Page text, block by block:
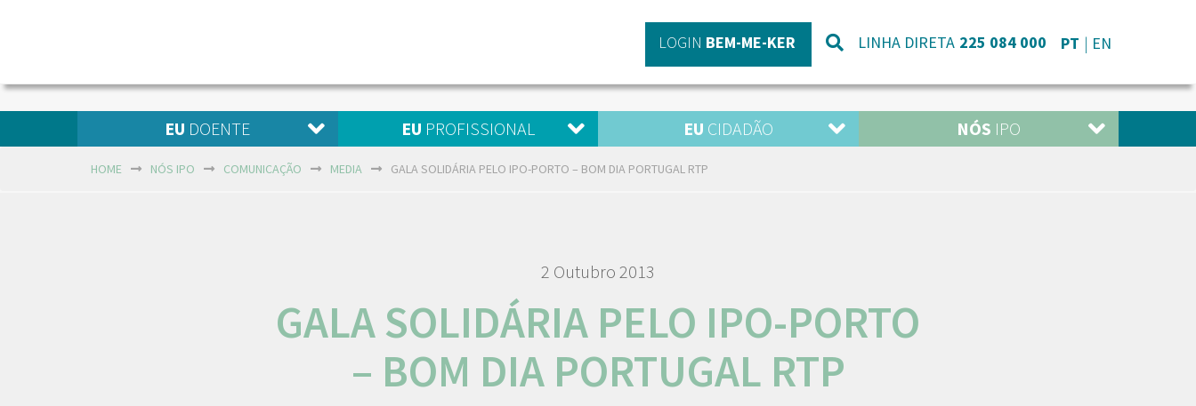
LOGIN BEM-ME-KER LINHA DIRETA 225 084 000 PT EN
EU DOENTE EU PROFISSIONAL EU CIDADÃO NÓS IPO
HOME NÓS IPO COMUNICAÇÃO MEDIA GALA SOLIDÁRIA PELO IPO-PORTO – BOM DIA PORTUGAL RTP
2 Outubro 2013
GALA SOLIDÁRIA PELO IPO-PORTO
– BOM DIA PORTUGAL RTP